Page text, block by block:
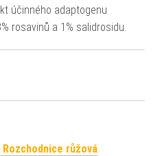
účinného adaptogenu
rosavinů a 1% salidrosidu.
Rozchodnice růžová